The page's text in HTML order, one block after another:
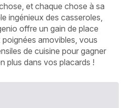
et chaque chose à sa
ingénieux des casseroles,
offre un gain de place
amovibles, vous
de cuisine pour gagner
plus dans vos placards !